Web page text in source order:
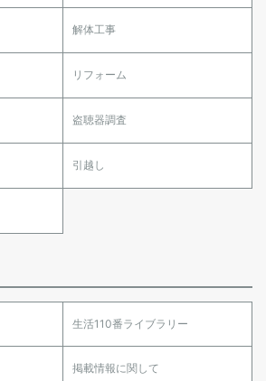
解体工事
リフォーム
盗聴器調査
引越し
生活110番ライブラリー
掲載情報に関して